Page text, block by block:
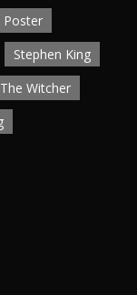
Poster
Stephen King
The Witcher